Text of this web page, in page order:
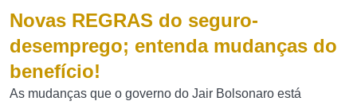
Novas REGRAS do seguro-
desemprego; entenda mudanças do
benefício!
As mudanças que o governo do Jair Bolsonaro está